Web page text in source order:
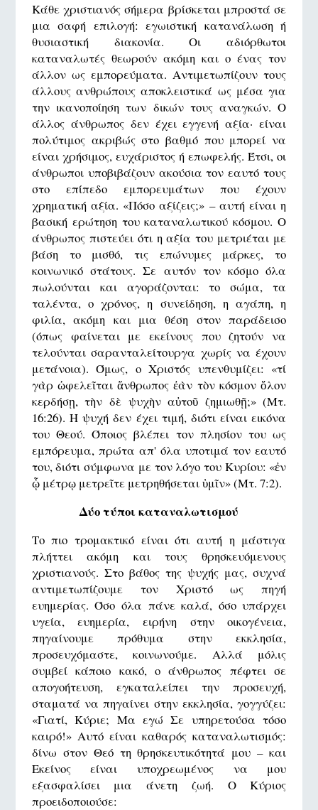
Κάθε χριστιανός σήμερα βρίσκεται μπροστά σε
μια σαφή επιλογή: εγωιστική κατανάλωση ή
θυσιαστική διακονία. Οι αδιόρθωτοι
καταναλωτές θεωρούν ακόμη και ο ένας τον
άλλον ως εμπορεύματα. Αντιμετωπίζουν τους
άλλους ανθρώπους αποκλειστικά ως μέσα για
την ικανοποίηση των δικών τους αναγκών. Ο
άλλος άνθρωπος δεν έχει εγγενή αξία· είναι
πολύτιμος ακριβώς στο βαθμό που μπορεί να
είναι χρήσιμος, ευχάριστος ή επωφελής. Έτσι, οι
άνθρωποι υποβιβάζουν ακούσια τον εαυτό τους
στο επίπεδο εμπορευμάτων που έχουν
χρηματική αξία. «Πόσο αξίζεις;» – αυτή είναι η
βασική ερώτηση του καταναλωτικού κόσμου. Ο
άνθρωπος πιστεύει ότι η αξία του μετριέται με
βάση το μισθό, τις επώνυμες μάρκες, το
κοινωνικό στάτους. Σε αυτόν τον κόσμο όλα
πωλούνται και αγοράζονται: το σώμα, τα
ταλέντα, ο χρόνος, η συνείδηση, η αγάπη, η
φιλία, ακόμη και μια θέση στον παράδεισο
(όπως φαίνεται με εκείνους που ζητούν να
τελούνται σαρανταλείτουργα χωρίς να έχουν
μετάνοια). Όμως, ο Χριστός υπενθυμίζει: «τί
γὰρ ὠφελεῖται ἄνθρωπος ἐὰν τὸν κόσμον ὅλον
κερδήσῃ, τὴν δὲ ψυχὴν αὐτοῦ ζημιωθῇ;» (Μτ.
16:26). Η ψυχή δεν έχει τιμή, διότι είναι εικόνα
του Θεού. Όποιος βλέπει τον πλησίον του ως
εμπόρευμα, πρώτα απ' όλα υποτιμά τον εαυτό
του, διότι σύμφωνα με τον λόγο του Κυρίου: «ἐν
ᾧ μέτρῳ μετρεῖτε μετρηθήσεται ὑμῖν» (Μτ. 7:2).
Δύο τύποι καταναλωτισμού
Το πιο τρομακτικό είναι ότι αυτή η μάστιγα
πλήττει ακόμη και τους θρησκευόμενους
χριστιανούς. Στο βάθος της ψυχής μας, συχνά
αντιμετωπίζουμε τον Χριστό ως πηγή
ευημερίας. Όσο όλα πάνε καλά, όσο υπάρχει
υγεία, ευημερία, ειρήνη στην οικογένεια,
πηγαίνουμε πρόθυμα στην εκκλησία,
προσευχόμαστε, κοινωνούμε. Αλλά μόλις
συμβεί κάποιο κακό, ο άνθρωπος πέφτει σε
απογοήτευση, εγκαταλείπει την προσευχή,
σταματά να πηγαίνει στην εκκλησία, γογγύζει:
«Γιατί, Κύριε; Μα εγώ Σε υπηρετούσα τόσο
καιρό!» Αυτό είναι καθαρός καταναλωτισμός:
δίνω στον Θεό τη θρησκευτικότητά μου – και
Εκείνος είναι υποχρεωμένος να μου
εξασφαλίσει μια άνετη ζωή. Ο Κύριος
προειδοποιούσε: